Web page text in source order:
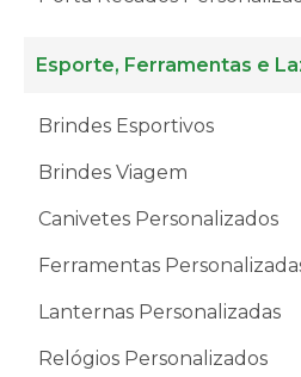
Esporte, Ferramentas e
Brindes Esportivos
Brindes Viagem
Canivetes Personalizados
Ferramentas
Lanternas Personalizadas
Relógios Personalizados